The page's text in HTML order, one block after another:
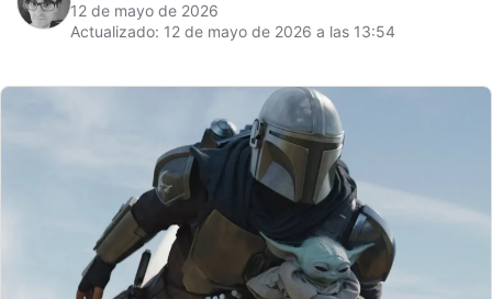
12 de mayo de 2026
Actualizado: 12 de mayo de 2026 a las 13:54